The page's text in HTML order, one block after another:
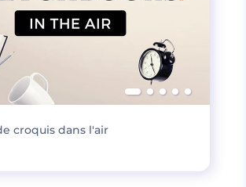
croquis dans l'air